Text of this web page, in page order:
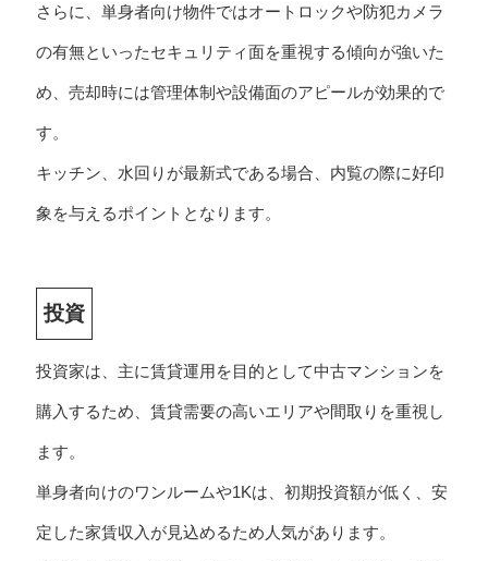
さらに、単身者向け物件ではオートロックや防犯カメラ
の有無といったセキュリティ面を重視する傾向が強いた
め、売却時には管理体制や設備面のアピールが効果的で
す。
キッチン、水回りが最新式である場合、内覧の際に好印
象を与えるポイントとなります。
投資
投資家は、主に賃貸運用を目的として中古マンションを
購入するため、賃貸需要の高いエリアや間取りを重視し
ます。
単身者向けのワンルームや1Kは、初期投資額が低く、安
定した家賃収入が見込めるため人気があります。